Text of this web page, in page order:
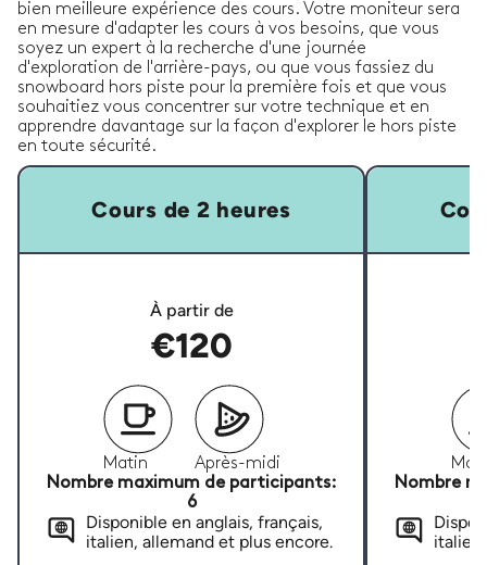
bien meilleure expérience des cours. Votre moniteur sera
en mesure d'adapter les cours à vos besoins, que vous
soyez un expert à la recherche d'une journée
d'exploration de l'arrière-pays, ou que vous fassiez du
snowboard hors piste pour la première fois et que vous
souhaitiez vous concentrer sur votre technique et en
apprendre davantage sur la façon d'explorer le hors piste
en toute sécurité.
Cours de 2 heures
À partir de
€120
Matin
Après-midi
Nombre maximum de participants:
6
Disponible en anglais, français,
italien, allemand et plus encore.
Nombre